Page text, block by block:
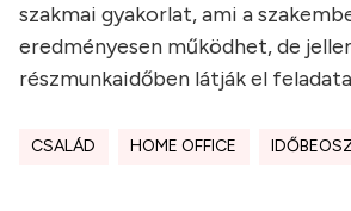
szakmai gyakorlat, ami a
eredményesen működhet, de
részmunkaidőben látják el
CSALÁD HOME OFFICE